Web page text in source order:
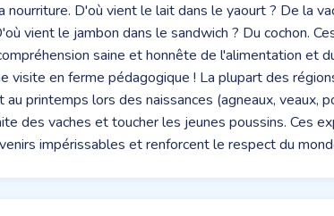
nourriture. D'où vient le lait dans le yaourt ? De la
vient le jambon dans le sandwich ? Du cochon.
saine et honnête de l'alimentation et
visite en ferme pédagogique ! La plupart des
printemps lors des naissances (agneaux, veaux,
des vaches et toucher les jeunes poussins. Ces
impérissables et renforcent le respect du